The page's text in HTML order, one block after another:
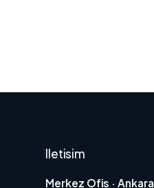
Iletisim
Merkez Ofis · Ankara